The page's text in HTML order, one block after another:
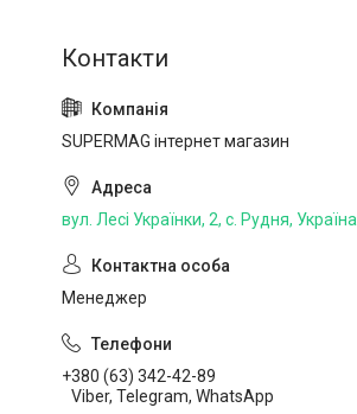
SUPERMAG інтернет магазин
вул. Лесі Українки, 2, с. Рудня, Україна
Менеджер
+380 (63) 342-42-89
Viber, Telegram, WhatsApp